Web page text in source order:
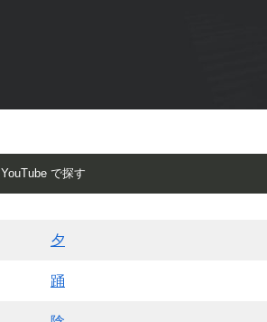
YouTube で探す
夕
踊